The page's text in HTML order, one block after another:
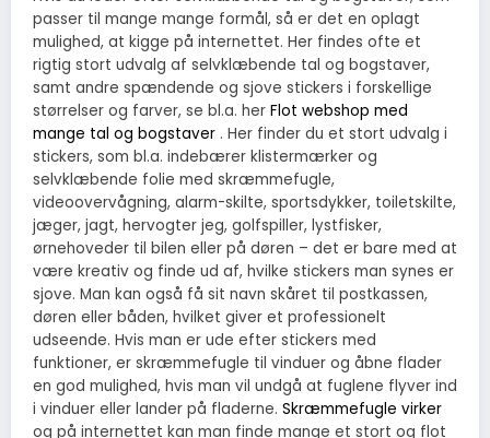
passer til mange mange formål, så er det en oplagt
mulighed, at kigge på internettet. Her findes ofte et
rigtig stort udvalg af selvklæbende tal og bogstaver,
samt andre spændende og sjove stickers i forskellige
størrelser og farver, se bl.a. her Flot webshop med
mange tal og bogstaver . Her finder du et stort udvalg i
stickers, som bl.a. indebærer klistermærker og
selvklæbende folie med skræmmefugle,
videoovervågning, alarm-skilte, sportsdykker, toiletskilte,
jæger, jagt, hervogter jeg, golfspiller, lystfisker,
ørnehoveder til bilen eller på døren – det er bare med at
være kreativ og finde ud af, hvilke stickers man synes er
sjove. Man kan også få sit navn skåret til postkassen,
døren eller båden, hvilket giver et professionelt
udseende. Hvis man er ude efter stickers med
funktioner, er skræmmefugle til vinduer og åbne flader
en god mulighed, hvis man vil undgå at fuglene flyver ind
i vinduer eller lander på fladerne. Skræmmefugle virker
og på internettet kan man finde mange et stort og flot